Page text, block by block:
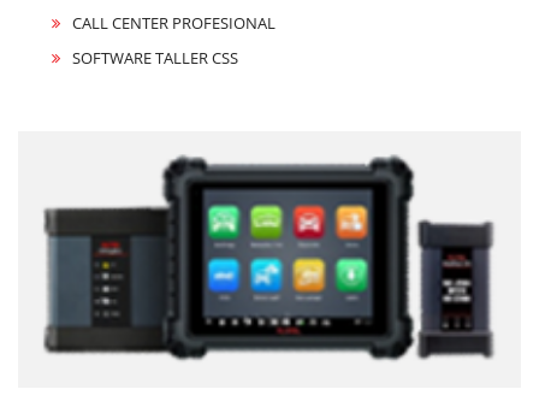
CALL CENTER PROFESIONAL
SOFTWARE TALLER CSS